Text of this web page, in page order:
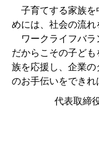
子育てする家族を
めには、社会の流れ
ワークライフバラ
だからこその子ど
族を応援し、企業
のお手伝いをできれ
代表取締